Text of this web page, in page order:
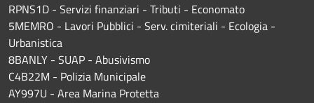
RPNS1D - Servizi finanziari - Tributi - Economato
5MEMRO - Lavori Pubblici - Serv. cimiteriali - Ecologia -
Urbanistica
8BANLY - SUAP - Abusivismo
C4B22M - Polizia Municipale
AY997U - Area Marina Protetta